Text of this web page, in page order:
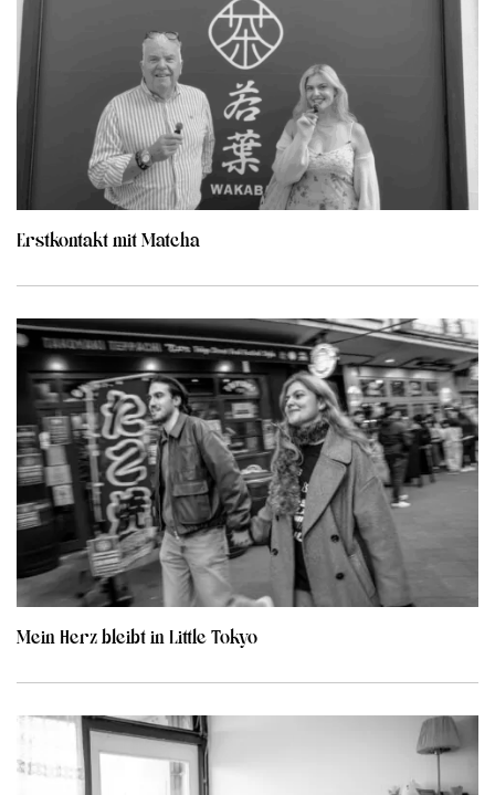
Erstkontakt mit Matcha
Mein Herz bleibt in Little Tokyo